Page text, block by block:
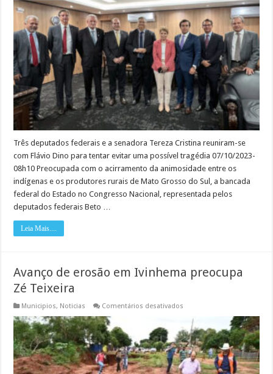
de
MS
alerta
ministro
para
confronto
entre
indígenas
produtores
Três deputados federais e a senadora Tereza Cristina reuniram-se
com Flávio Dino para tentar evitar uma possível tragédia 07/10/2023-
08h10 Preocupada com o acirramento da animosidade entre os
indígenas e os produtores rurais de Mato Grosso do Sul, a bancada
federal do Estado no Congresso Nacional, representada pelos
deputados federais Beto …
Leia Mais....
Avanço de erosão em Ivinhema preocupa
Zé Teixeira
Municipios, Noticias Comentários desativados
erosão
em
Ivinhema
preocupa
Zé
Teixeira